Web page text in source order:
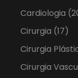
Cardiologia
Cirurgia (17)
Cirurgia
Cirurgia